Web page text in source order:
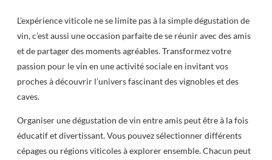
L’expérience viticole ne se limite pas à la simple dégustation de
vin, c’est aussi une occasion parfaite de se réunir avec des amis
et de partager des moments agréables. Transformez votre
passion pour le vin en une activité sociale en invitant vos
proches à découvrir l’univers fascinant des vignobles et des
caves.
Organiser une dégustation de vin entre amis peut être à la fois
éducatif et divertissant. Vous pouvez sélectionner différents
cépages ou régions viticoles à explorer ensemble. Chacun peut